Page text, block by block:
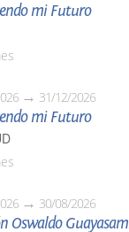
mi Futuro
31/12/2026
mi Futuro
30/08/2026
Oswaldo